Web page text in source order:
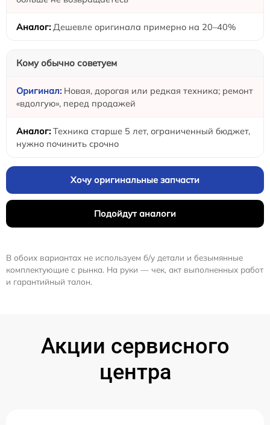
Дешевле оригинала примерно на 20–40%
Кому обычно советуем
Новая, дорогая или редкая техника; ремонт
«вдолгую», перед продажей
Техника старше 5 лет, ограниченный бюджет,
нужно починить срочно
Хочу оригинальные запчасти
Подойдут аналоги
В обоих вариантах не используем б/у детали и безымянные
комплектующие с рынка. На руки — чек, акт выполненных работ
и гарантийный талон.
Акции сервисного
центра